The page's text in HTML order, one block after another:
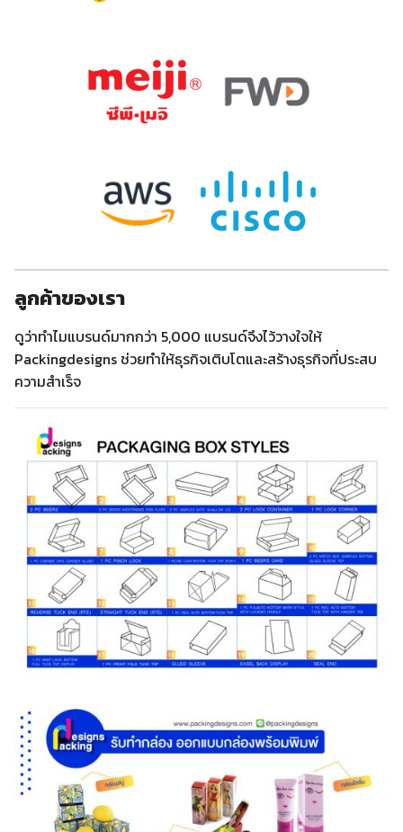
ลูกค้าของเรา
ดูว่าทำไมแบรนด์มากกว่า 5,000 แบรนด์จึงไว้วางใจให้
Packingdesigns ช่วยทำให้ธุรกิจเติบโตและสร้างธุรกิจที่ประสบ
ความสำเร็จ